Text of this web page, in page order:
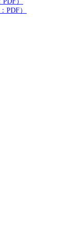
PDF）